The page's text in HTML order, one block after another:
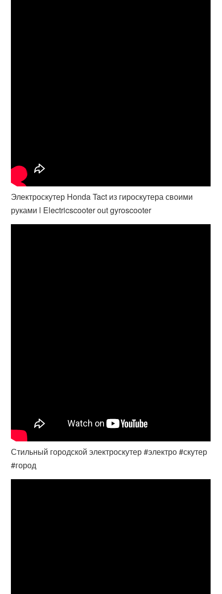
Электроскутер Honda Tact из гироскутера своими
руками l Electricscooter out gyroscooter
Стильный городской электроскутер #электро #скутер
#город